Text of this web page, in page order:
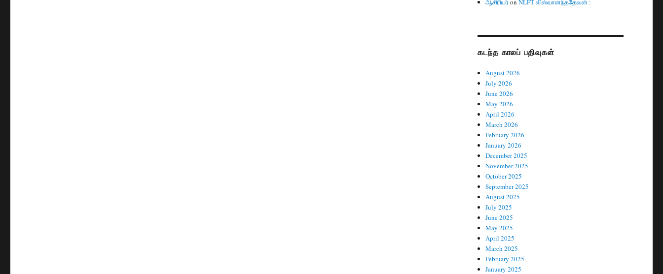
ஆசிரியர் onNLFT விஸ்வானந்ததேவன் :
கடந்த காலப் பதிவுகள்
August 2026
July 2026
June 2026
May 2026
April 2026
March 2026
February 2026
January 2026
December 2025
November 2025
October 2025
September 2025
August 2025
July 2025
June 2025
May 2025
April 2025
March 2025
February 2025
January 2025